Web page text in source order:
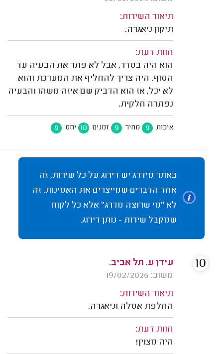
תיאור השירות:
תיקון ניאגרה.
חוות דעת:
הוא היה בסדר, אבל לא פתר את הבעיה עד
הסוף. היה צריך להחליף את המערכת והוא
לא יכל, אז הוא הדביק שם איזה משהו והבעיה
נפתרה חלקית.
איכות 9 מחיר 9 זמנים 10 יחס 9
באתר מידרג יש דירוג על כל שירות, זה
אחד הדברים שמייצרים את האמינות. זה
לא "מי שרוצה מדרג" אלא כל לקוח
שמקבל שירות - נותן דירוג.
עידן ע. תל אביב.
משוב: 19/02/2026
תיאור השירות:
החלפת אסלה וניאגרה.
חוות דעת:
היה מצוין!
10